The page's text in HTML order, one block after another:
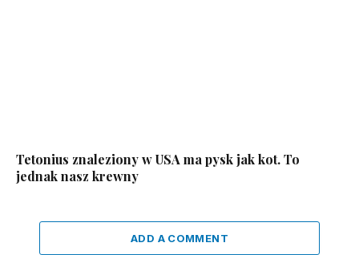
Tetonius znaleziony w USA ma pysk jak kot. To
jednak nasz krewny
ADD A COMMENT